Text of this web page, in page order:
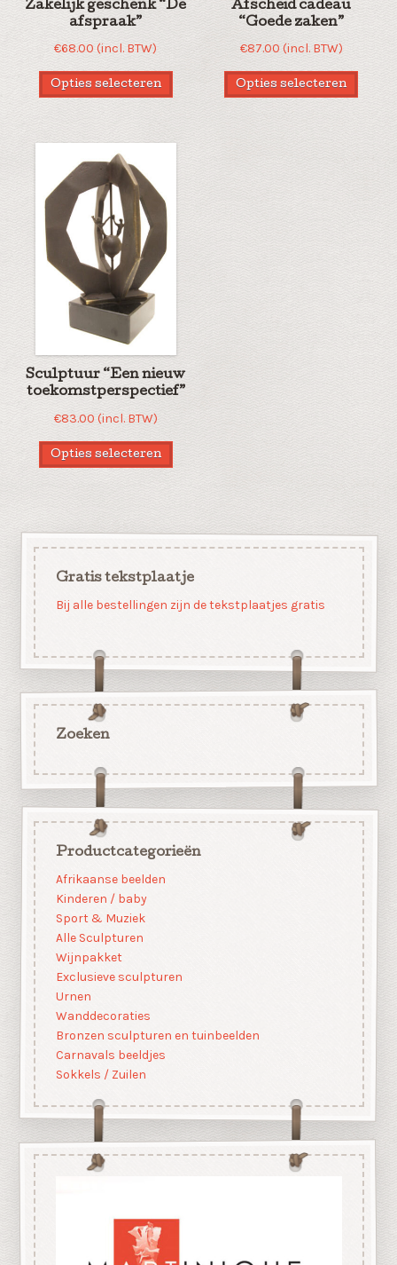
Zakelijk geschenk “De
afspraak”
€68.00 (incl. BTW)
Opties selecteren
Afscheid cadeau
“Goede zaken”
€87.00 (incl. BTW)
Opties selecteren
Sculptuur “Een nieuw
toekomstperspectief”
€83.00 (incl. BTW)
Opties selecteren
Gratis tekstplaatje
Bij alle bestellingen zijn de tekstplaatjes gratis
Zoeken
Productcategorieën
Afrikaanse beelden
Kinderen / baby
Sport & Muziek
Alle Sculpturen
Wijnpakket
Exclusieve sculpturen
Urnen
Wanddecoraties
Bronzen sculpturen en tuinbeelden
Carnavals beeldjes
Sokkels / Zuilen